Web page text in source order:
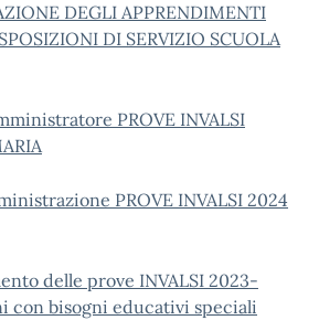
DEGLI APPRENDIMENTI
DI SERVIZIO SCUOLA
PROVE INVALSI
PROVE INVALSI 2024
delle prove INVALSI 2023-
con bisogni educativi speciali